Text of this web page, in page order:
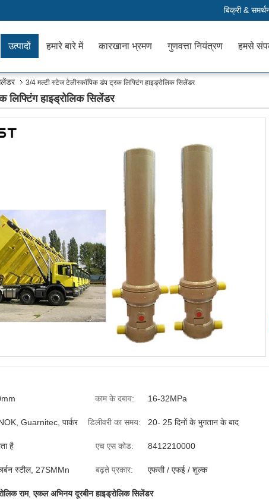
बिक्री &
उत्पादों हमारे बारे में कारखाना भ्रमण गुणवत्ता नियंत्रण हमसे
3/4 मल्टी स्टेज टेलीस्कॉपिक डंप ट्रक लिफ्टिंग हाइड्रोलिक सिलेंडर
हाइड्रोलिक सिलेंडर
काम के दबाव: 16-32MPa
Guarnitec, पार्कर डिलीवरी का समय: 20- 25 दिनों के भुगतान के बाद
है एच एस कोड: 8412210000
स्टील, 27SMMn बढ़ते प्रकार: एफसी / एफई / शुल्क
राम,एकल अभिनय दूरबीन हाइड्रोलिक सिलेंडर